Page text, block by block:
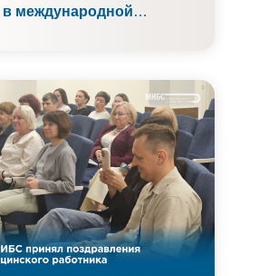
в международной